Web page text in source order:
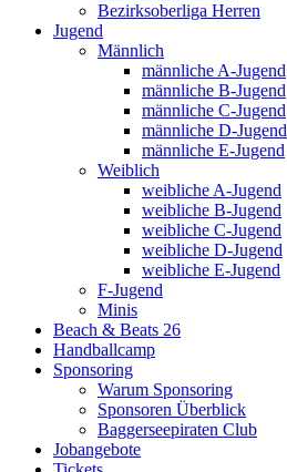
Bezirksoberliga Herren
Jugend
Männlich
männliche A-Jugend
männliche B-Jugend
männliche C-Jugend
männliche D-Jugend
männliche E-Jugend
Weiblich
weibliche A-Jugend
weibliche B-Jugend
weibliche C-Jugend
weibliche D-Jugend
weibliche E-Jugend
F-Jugend
Minis
Beach & Beats 26
Handballcamp
Sponsoring
Warum Sponsoring
Sponsoren Überblick
Baggerseepiraten Club
Jobangebote